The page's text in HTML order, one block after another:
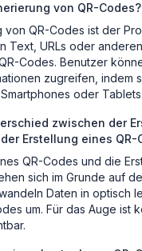
von QR-Codes?
von QR-Codes ist der
Text, URLs oder
Codes. Benutzer
zugreifen, indem
oder
zwischen der
Erstellung eines QR-
QR-Codes und die
sich im Grunde auf
Daten in optisch
um. Für das Auge ist